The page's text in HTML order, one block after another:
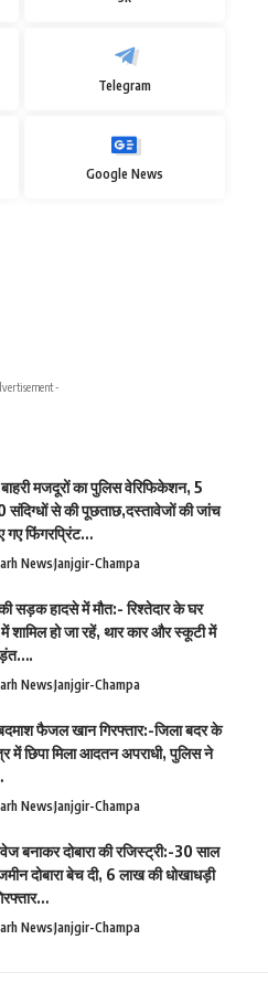
Telegram
Google News
-
मजदूरों का पुलिस वेरिफिकेशन, 5
संदिग्धों से की पूछताछ,दस्तावेजों की जांच
गए फिंगरप्रिंट…
NewsJanjgir-Champa
सड़क हादसे में मौत:- रिश्तेदार के घर
में शामिल हो जा रहें, थार कार और स्कूटी में
NewsJanjgir-Champa
फैजल खान गिरफ्तार:-जिला बदर के
में छिपा मिला आदतन अपराधी, पुलिस ने
NewsJanjgir-Champa
बनाकर दोबारा की रजिस्ट्री:-30 साल
दोबारा बेच दी, 6 लाख की धोखाधड़ी
NewsJanjgir-Champa